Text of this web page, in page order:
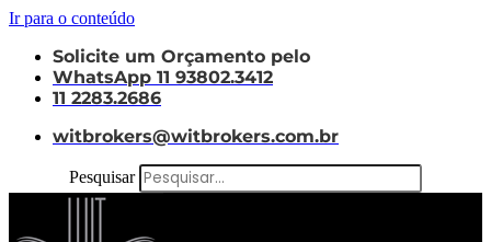
Ir para o conteúdo
Solicite um Orçamento pelo
WhatsApp 11 93802.3412
11 2283.2686
witbrokers@witbrokers.com.br
Pesquisar